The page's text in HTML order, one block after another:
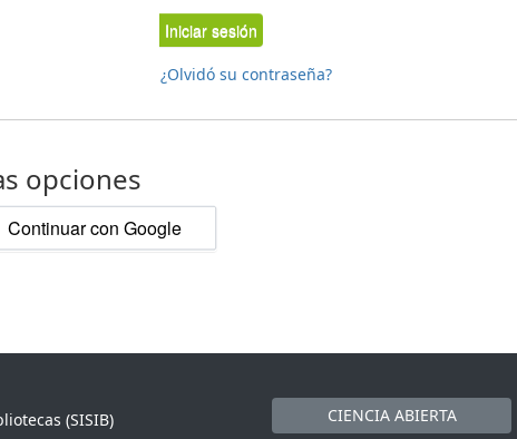
Iniciar sesión
¿Olvidó su contraseña?
opciones
Continuar con Google
(SISIB)
CIENCIA ABIERTA